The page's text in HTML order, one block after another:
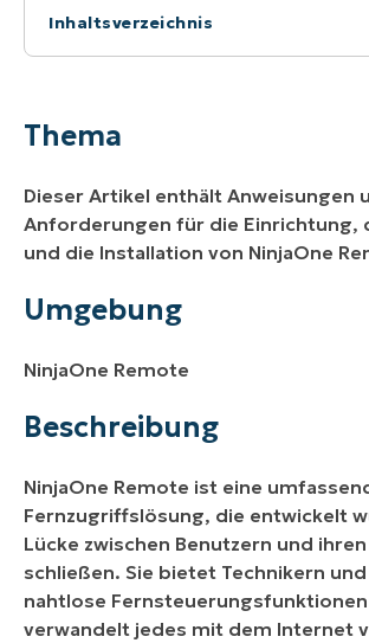
Inhaltsverzeichnis
Thema
Zusätzliche Ressourcen
Thema
Dieser Artikel enthält Anweisungen
Anforderungen für die Einrichtung,
und die Installation von NinjaOne
Umgebung
NinjaOne Remote
Beschreibung
NinjaOne Remote ist eine
Fernzugriffslösung, die entwickelt
Lücke zwischen Benutzern und
schließen. Sie bietet Technikern
nahtlose
verwandelt jedes mit dem Internet